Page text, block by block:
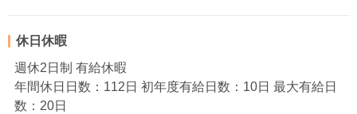
休日休暇
週休2日制 有給休暇
年間休日日数：112日 初年度有給日数：10日 最大有給日
数：20日